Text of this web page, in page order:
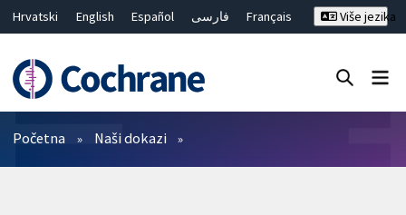
Hrvatski English Español فارسی
Français
繁體中文
简体中文
Više jezika
Prečistači
Početna Naši dokazi